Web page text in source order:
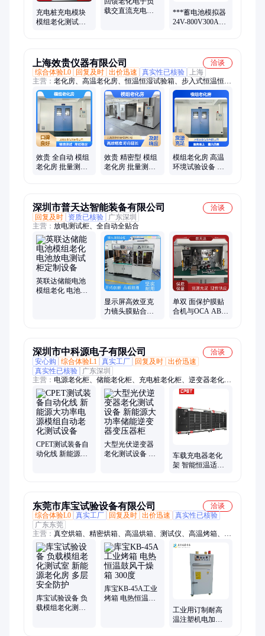
充电桩充电模块
模组老化测试设
载交直流充电桩
***蓄电池模拟器
24V-800V300A电
上海效贵仪器有限公司
洽谈
综合体验L0
回复及时 出价迅速 真实性已核验
上海
主营： 老化房、高温老化房、恒温恒湿试验箱、步入式恒温恒湿
室、高温烘箱
效贵 全自动 模组
老化房 批量测试
效贵 精密型 模组
老化房 批量测试
模组老化房 高温
环境试验设备 控
深圳市普天达智能装备有限公司
洽谈
回复及时
资质已核验
广东深圳
主营： 放电测试柜、全自动全贴合
英联达储能电池
模组老化 电池放
显示屏高效亚克
力镜头膜贴合机
单双 面保护膜贴
合机与OCA AB胶
深圳市中科源电子有限公司
洽谈
安心购
综合体验L1 真实工厂 回复及时 出价迅速
真实性已核验
广东深圳
主营： 电源老化柜、储能老化柜、充电桩老化柜、逆变器老化
柜、新能源老化柜
CPET测试装备自
动化线 新能源大
大型光伏逆变器
老化测试设备 新
车载充电器老化
架 智能恒温适配
东莞市库宝试验设备有限公司
洽谈
综合体验L0 真实工厂 回复及时 出价迅速
真实性已核验
广东东莞
主营： 真空烘箱、精密烘箱、高温烘箱、测试仪、高温烤箱、工
业烘箱、工业烤箱、鼓风干燥箱、真空烤箱、充氮烘箱、精密烤
箱、烘箱、试验箱、高低温试验箱、拉力试验机、恒温恒湿试验
箱、试验机、氙灯试验箱、冷热冲击试验机、试验仪
库宝试验设备 负
载模组老化测试
库宝KB-45A工业
烤箱 电热恒温鼓
工业用订制耐高
温注塑机电加热